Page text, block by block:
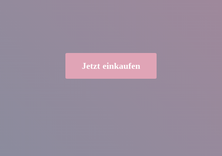
Jetzt einkaufen